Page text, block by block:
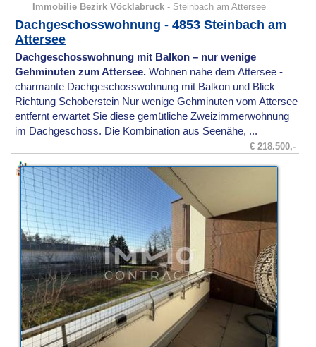
Immobilie Bezirk Vöcklabruck - Steinbach am Attersee
Dachgeschosswohnung - 4853 Steinbach am
Attersee
Dachgeschosswohnung mit Balkon – nur wenige
Gehminuten zum Attersee. Wohnen nahe dem Attersee -
charmante Dachgeschosswohnung mit Balkon und Blick
Richtung Schoberstein Nur wenige Gehminuten vom Attersee
entfernt erwartet Sie diese gemütliche Zweizimmerwohnung
im Dachgeschoss. Die Kombination aus Seenähe, ...
€ 218.500,-